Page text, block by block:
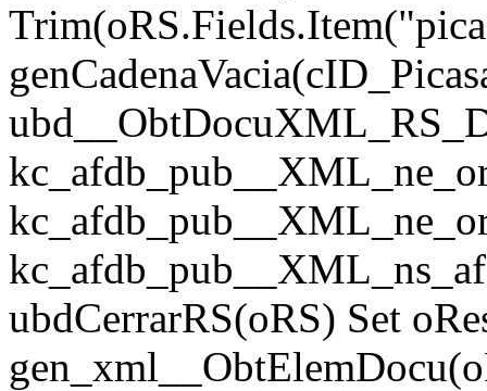
ubdCerrarRS(oRS) Set